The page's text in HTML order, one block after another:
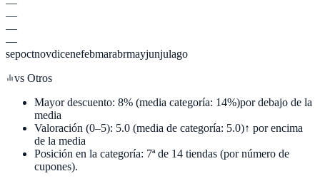
—
—
—
—
sepoctnovdicenefebmarabrmayjunjulago
vs Otros
Mayor descuento: 8% (media categoría: 14%)por debajo de la
media
Valoración (0–5): 5.0 (media de categoría: 5.0)↑ por encima
de la media
Posición en la categoría: 7ª de 14 tiendas (por número de
cupones).